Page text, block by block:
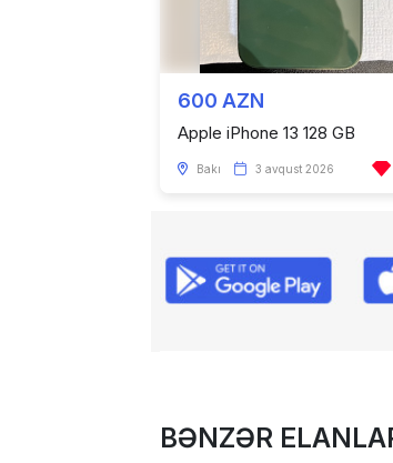
600 AZN
Apple iPhone 13 128 GB
Bakı 3 avqust 2026
BƏNZƏR